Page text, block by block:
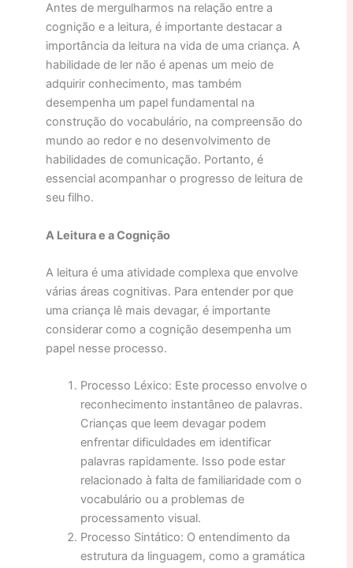
Antes de mergulharmos na relação entre a
cognição e a leitura, é importante destacar a
importância da leitura na vida de uma criança. A
habilidade de ler não é apenas um meio de
adquirir conhecimento, mas também
desempenha um papel fundamental na
construção do vocabulário, na compreensão do
mundo ao redor e no desenvolvimento de
habilidades de comunicação. Portanto, é
essencial acompanhar o progresso de leitura de
seu filho.
A Leitura e a Cognição
A leitura é uma atividade complexa que envolve
várias áreas cognitivas. Para entender por que
uma criança lê mais devagar, é importante
considerar como a cognição desempenha um
papel nesse processo.
Processo Léxico: Este processo envolve o
reconhecimento instantâneo de palavras.
Crianças que leem devagar podem
enfrentar dificuldades em identificar
palavras rapidamente. Isso pode estar
relacionado à falta de familiaridade com o
vocabulário ou a problemas de
processamento visual.
Processo Sintático: O entendimento da
estrutura da linguagem, como a gramática